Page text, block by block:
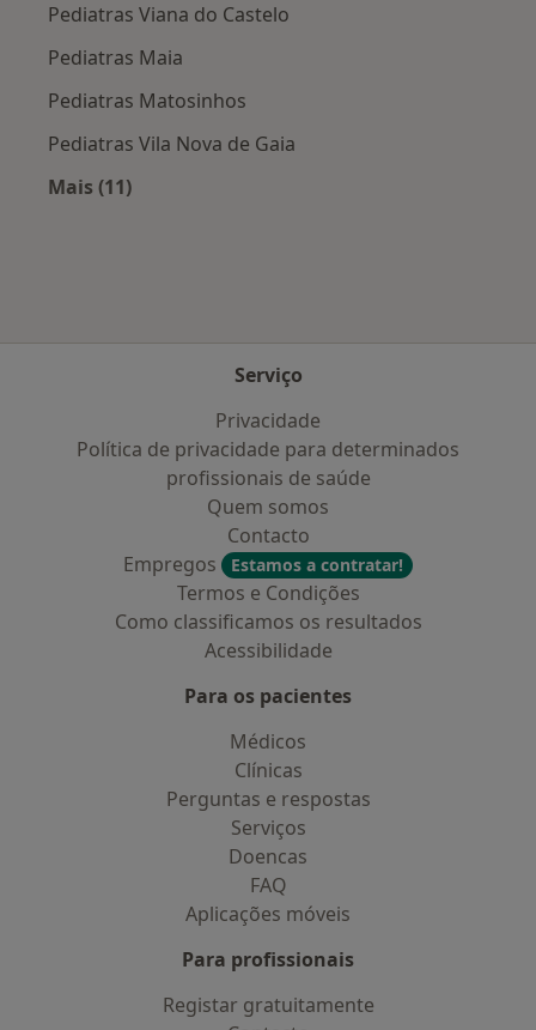
Pediatras Viana do Castelo
Pediatras Maia
Pediatras Matosinhos
Pediatras Vila Nova de Gaia
Mais (11)
Serviço
Privacidade
Política de privacidade para determinados
profissionais de saúde
Quem somos
Contacto
Empregos
Estamos a contratar!
Termos e Condições
Como classificamos os resultados
Acessibilidade
Para os pacientes
Médicos
Clínicas
Perguntas e respostas
Serviços
Doencas
FAQ
Aplicações móveis
Para profissionais
Registar gratuitamente